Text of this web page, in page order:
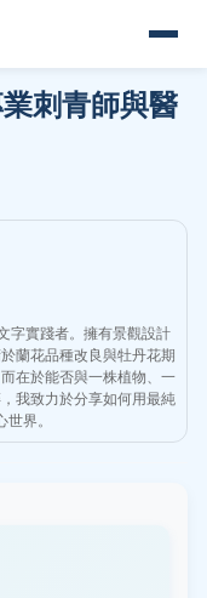
刺青師與醫
字實踐者。擁有景觀設計
蘭花品種改良與牡丹花期
在於能否與一株植物、一
我致力於分享如何用最純
界。